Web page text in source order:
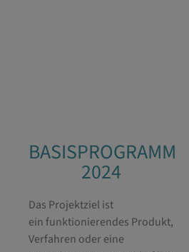
BASISPROGRAMM
2024
Das Projektziel ist
ein funktionierendes Produkt,
Verfahren oder eine